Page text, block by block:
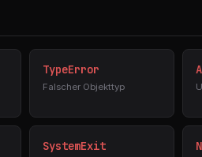
TypeError
Falscher Objekttyp
SystemExit